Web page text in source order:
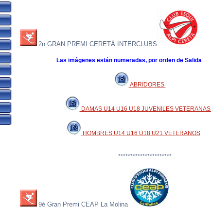
2n GRAN PREMI CERETÀ INTERCLUBS
Las imágenes están numeradas, por orden de Salida
ABRIDORES
DAMAS U14 U16 U18 JUVENILES
HOMBRES U14 U16 U18 U21 VETERANOS
**********************
9è Gran Premi CEAP La Molina